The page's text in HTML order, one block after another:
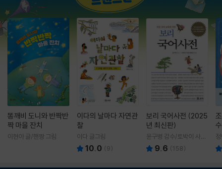
똥깨비 도니와 반짝반
짝 마을 잔치
이현아 글/핸짱 그림
이다의 날마다 자연관
찰
이다 글그림
10.0 (9)
보리 국어사전 (2025
년 최신판)
윤구병 감수/토박이 사전
편찬실 편
9.6 (158)